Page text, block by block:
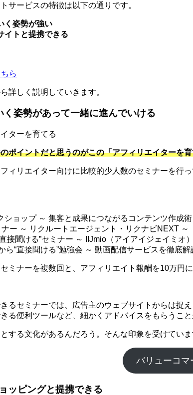
サービスの特徴は以下の通りです。
く姿勢が強い
イトと提携できる
ら
詳しく説明していきます。
姿勢があって一緒に進んでいける
ポイントだと思うのがこの「アフィリエイターを
ィリエイター向けに比較的少人数のセミナーを行
ョップ ～ 集客と成果につながるコンテンツ作成術
ナー ～ リクルートエージェント・リクナビNEXT ～
接聞ける”セミナー ～ IIJmio（アイアイジェイミオ
ら“直接聞ける”勉強会 ～ 動画配信サービスを徹底解
ミナーを複数回と、アフィリエイト報酬を10万円
るセミナーでは、広告主のウェブサイトからは
る便利ツールなど、細かくアドバイスをもらうこと
する文化があるんだろう。そんな印象を受けていま
バリューコマ
ッピングと提携できる